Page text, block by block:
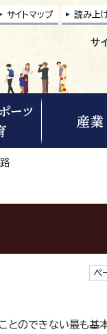
サイトマップ 読み上
サ
ペ
のできない最も基